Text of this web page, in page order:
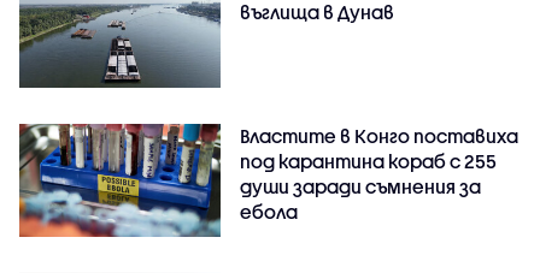
въглища в Дунав
Властите в Конго поставиха
под карантина кораб с 255
души заради съмнения за
ебола